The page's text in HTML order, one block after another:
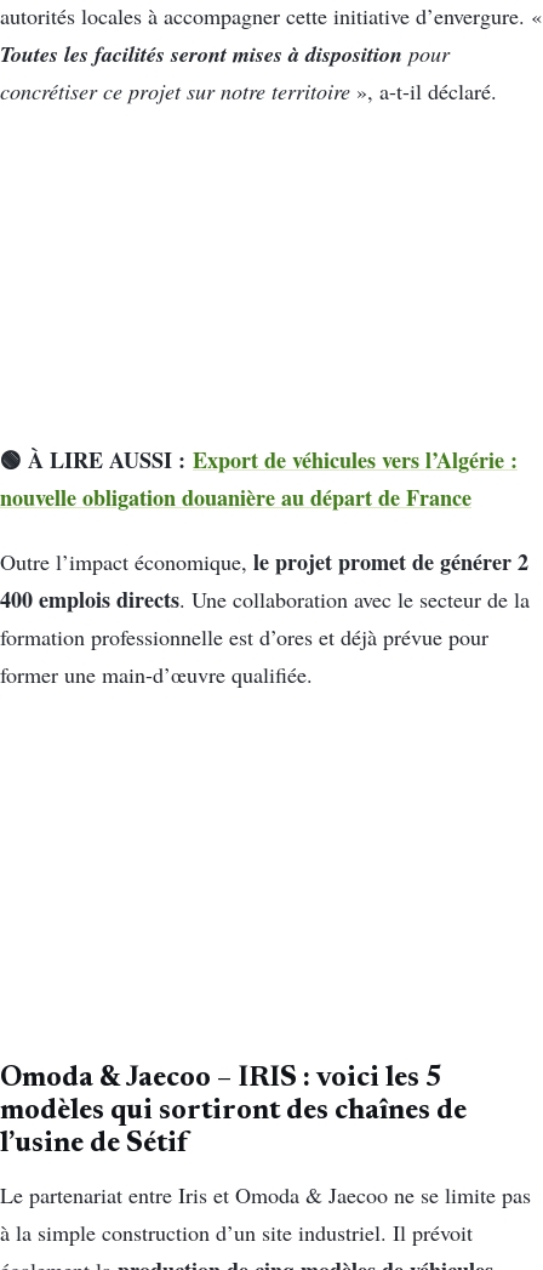
autorités locales à accompagner cette initiative d’envergure. «
Toutes les facilités seront mises à disposition pour
concrétiser ce projet sur notre territoire », a-t-il déclaré.
🟢 À LIRE AUSSI : Export de véhicules vers l’Algérie :
nouvelle obligation douanière au départ de France
Outre l’impact économique, le projet promet de générer 2
400 emplois directs. Une collaboration avec le secteur de la
formation professionnelle est d’ores et déjà prévue pour
former une main-d’œuvre qualifiée.
Omoda & Jaecoo – IRIS : voici les 5
modèles qui sortiront des chaînes de
l’usine de Sétif
Le partenariat entre Iris et Omoda & Jaecoo ne se limite pas
à la simple construction d’un site industriel. Il prévoit